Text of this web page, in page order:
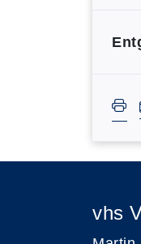
vhs